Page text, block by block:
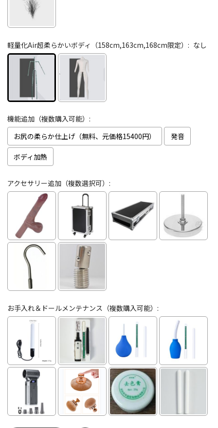
軽量化Air超柔らかいボディ（158cm,163cm,168cm限定）: なし
機能追加（複数購入可能）:
お尻の柔らか仕上げ（無料、元価格15400円）
発音
ボディ加熱
アクセサリー追加（複数選択可）:
お手入れ＆ドールメンテナンス（複数購入可能）: